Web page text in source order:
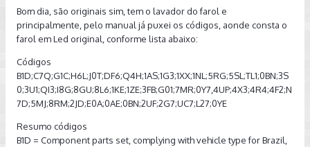
Isso também pode ser visto através do seu número de
chassi, em consulta a qualquer concessionária.
norte para saber se uma simples substituição das lâmpadas
e reprogramação do sistema poderá resolver o seu
problema, ou não.
Bom dia, são originais sim, tem o lavador do farol e
principalmente, pelo manual já puxei os códigos, aonde consta o
farol em Led original, conforme lista abaixo:
Códigos
B1D;C7Q;G1C;H6L;J0T;DF6;Q4H;1AS;1G3;1XX;1NL;5RG;5SL;TL1;0BN;3S
0;3U1;QI3;I8G;8GU;8L6;1KE;1ZE;3FB;G01;7MR;0Y7,4UP;4X3;4R4;4F2;N
7D;5MJ;8RM;2JD;E0A;0AE;0BN;2UF;2G7;UC7;L27;0YE
Resumo códigos
B1D = Component parts set, complying with vehicle type for Brazil,